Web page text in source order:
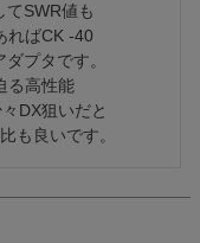
SWR値も
ればCK -40
プタです。
る高性能
DX狙いだと
も良いです。